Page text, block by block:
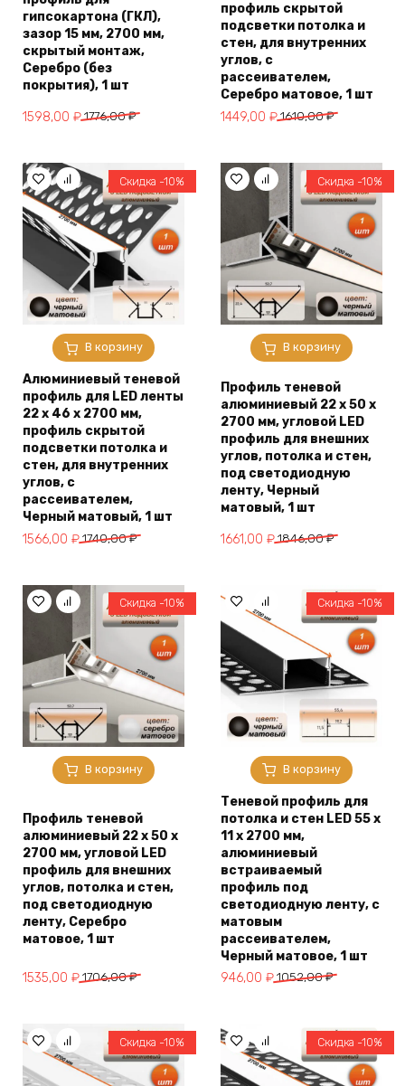
гипсокартона (ГКЛ),
зазор 15 мм, 2700 мм,
скрытый монтаж,
Серебро (без
покрытия), 1 шт
1776,00₽
Первоначальная
1776,00 ₽.
1598,00 ₽
Текущая
профиль скрытой
подсветки потолка и
стен, для внутренних
углов, с
рассеивателем,
Серебро матовое, 1 шт
1610,00₽
Первоначальная
1610,00 ₽.
1449,00 ₽
Текущая
В корзину
Скидка -10%
Алюминиевый теневой
профиль для LED ленты
22 х 46 х 2700 мм,
профиль скрытой
подсветки потолка и
стен, для внутренних
углов, с
рассеивателем,
Черный матовый, 1 шт
1740,00₽
Первоначальная
1740,00 ₽.
1566,00 ₽
Текущая
В корзину
Скидка -10%
Профиль теневой
алюминиевый 22 х 50 х
2700 мм, угловой LED
профиль для внешних
углов, потолка и стен,
под светодиодную
ленту, Черный
матовый, 1 шт
1846,00₽
Первоначальная
1846,00 ₽.
1661,00 ₽
Текущая
В корзину
Скидка -10%
Профиль теневой
алюминиевый 22 х 50 х
2700 мм, угловой LED
профиль для внешних
углов, потолка и стен,
под светодиодную
ленту, Серебро
матовое, 1 шт
1706,00₽
Первоначальная
1706,00 ₽.
1535,00 ₽
Текущая
В корзину
Скидка -10%
Теневой профиль для
потолка и стен LED 55 х
11 х 2700 мм,
алюминиевый
встраиваемый
профиль под
светодиодную ленту, с
матовым
рассеивателем,
Черный матовое, 1 шт
1052,00₽
Первоначальная
1052,00 ₽.
946,00 ₽
Текущая
Скидка -10% Скидка -10%